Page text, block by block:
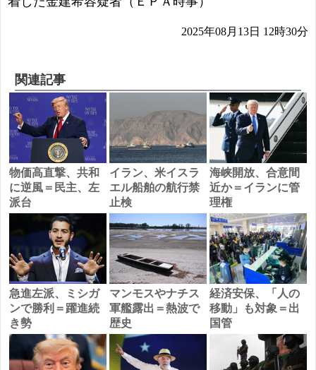
2025年08月13日 12時30分
関連記事
物価高直撃、共和
に逆風＝民主、左
派台
イラン、米イスラ
エル船舶の航行禁
止検
海峡開放、合意間
近か＝イランに管
理権
急進左派、ミシガ
ンで勝利＝躍進続
き勢
マンモスやナチス
軍艦露出＝熱波で
歴史
経済安保、「人の
移動」も対象＝出
国管